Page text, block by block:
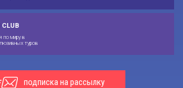
CLUB
по миру в
туров
подписка на рассылку